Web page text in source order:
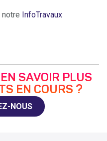
InfoTravaux
SAVOIR PLUS
EN COURS ?
NOUS